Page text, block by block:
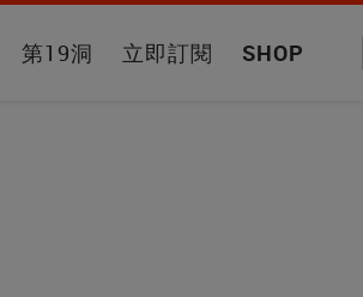
第19洞 立即訂閱 SHOP